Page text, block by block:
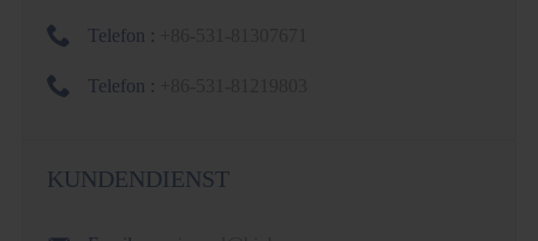
 Telefon :
 Telefon :
KUNDENDIENST